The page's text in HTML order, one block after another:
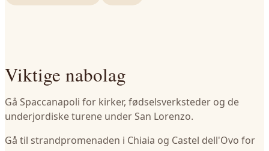
Viktige nabolag
Gå Spaccanapoli for kirker, fødselsverksteder og de
underjordiske turene under San Lorenzo.
Gå til strandpromenaden i Chiaia og Castel dell'Ovo for